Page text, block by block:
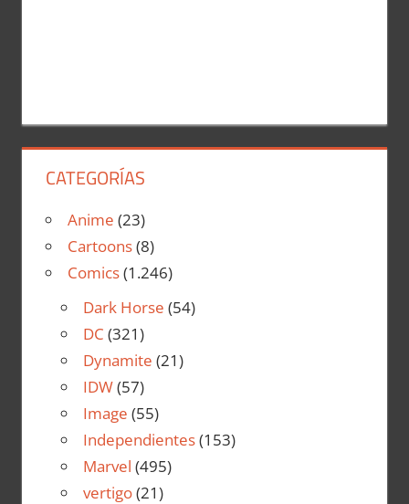
CATEGORÍAS
Anime (23)
Cartoons(8)
Comics(1.246)
Dark Horse (54)
DC (321)
Dynamite (21)
IDW(57)
Image (55)
Independientes(153)
Marvel (495)
vertigo(21)